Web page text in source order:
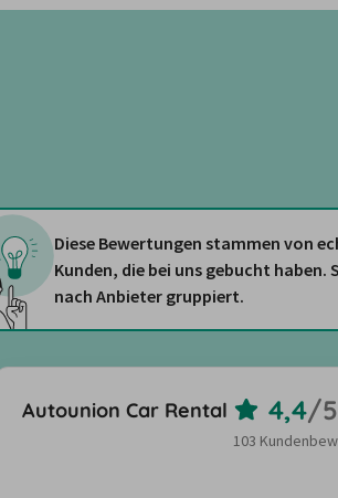
Diese Bewertungen stammen von
Kunden, die bei uns gebucht haben.
nach Anbieter gruppiert.
Autounion Car Rental 4,4/
103